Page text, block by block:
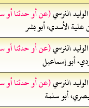
النرسي(عن أو حدثنا
الأسدي، أبو بشر
النرسي(عن أو حدثنا
أبو إسماعيل
النرسي(عن أو حدثنا
أبو سلمة